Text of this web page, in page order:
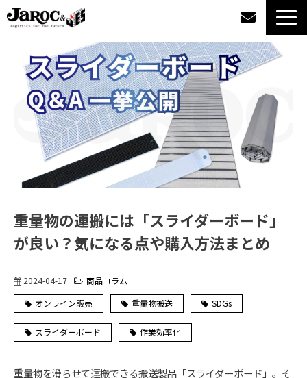
製品情報
導入事例
企業情報
カタログダウンロード
ジャロックコラム
採用情報
オンラインショップ
重量物の運搬には「スライダーボード」
が良い？気になる点や購入方法まとめ
2024-04-17
商品コラム
オンライン販売
重量物搬送 SDGs
スライダーボード 作業効率化
重量物を滑らせて運搬できる搬送製品「スライダーボード」。そ